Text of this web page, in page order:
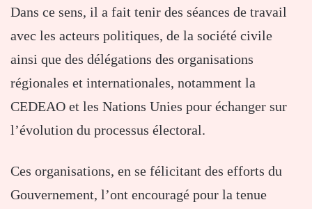
Dans ce sens, il a fait tenir des séances de travail
avec les acteurs politiques, de la société civile
ainsi que des délégations des organisations
régionales et internationales, notamment la
CEDEAO et les Nations Unies pour échanger sur
l’évolution du processus électoral.
Ces organisations, en se félicitant des efforts du
Gouvernement, l’ont encouragé pour la tenue